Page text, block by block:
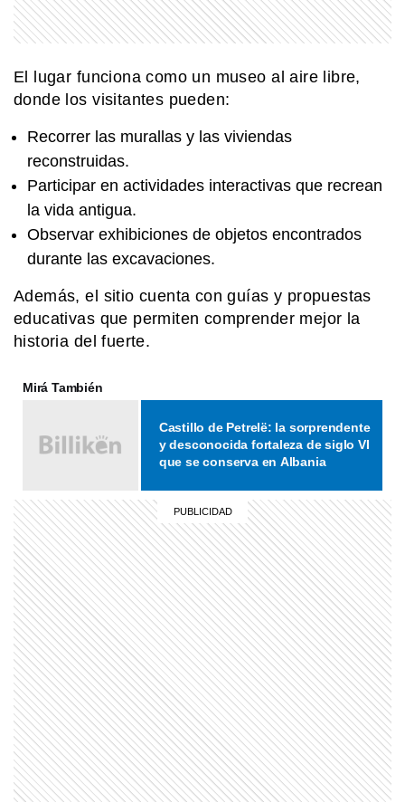
El lugar funciona como un museo al aire libre,
donde los visitantes pueden:
Recorrer las murallas y las viviendas
reconstruidas.
Participar en actividades interactivas que recrean
la vida antigua.
Observar exhibiciones de objetos encontrados
durante las excavaciones.
Además, el sitio cuenta con guías y propuestas
educativas que permiten comprender mejor la
historia del fuerte.
Mirá También
Castillo de Petrelë: la sorprendente
y desconocida fortaleza de siglo VI
que se conserva en Albania